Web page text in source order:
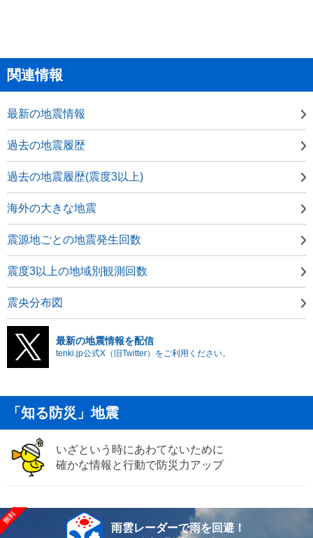
関連情報
最新の地震情報
過去の地震履歴
過去の地震履歴(震度3以上)
海外の大きな地震
震源地ごとの地震発生回数
震度3以上の地域別観測回数
震央分布図
最新の地震情報を配信
tenki.jp公式X（旧Twitter）をご利用ください。
「知る防災」地震
いざという時にあわてないために
確かな情報と行動で防災力アップ
雨雲レーダーで雨を回避！